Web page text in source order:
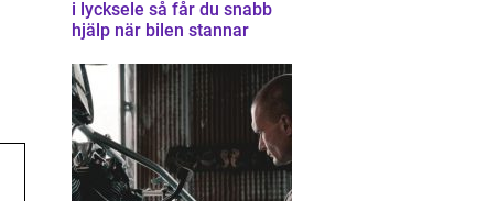
i lycksele så får du snabb
hjälp när bilen stannar